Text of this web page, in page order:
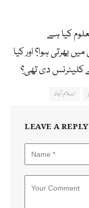
کیا ہے
بھرتی ہوا؟ اور کیا
کلیئرنس دی تھی؟
اسلام آباد
LEAVE A REPLY